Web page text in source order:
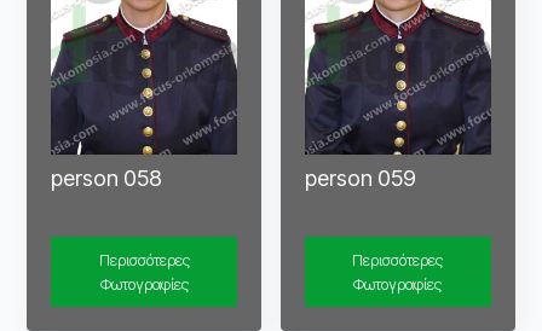
person 058
Περισσότερες
Φωτογραφίες
person 059
Περισσότερες
Φωτογραφίες